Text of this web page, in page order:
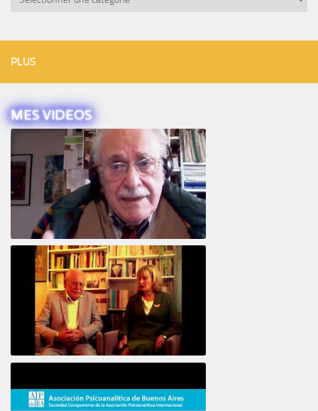
PLUS
MES VIDEOS
Intervista ad Alberto Eiguer